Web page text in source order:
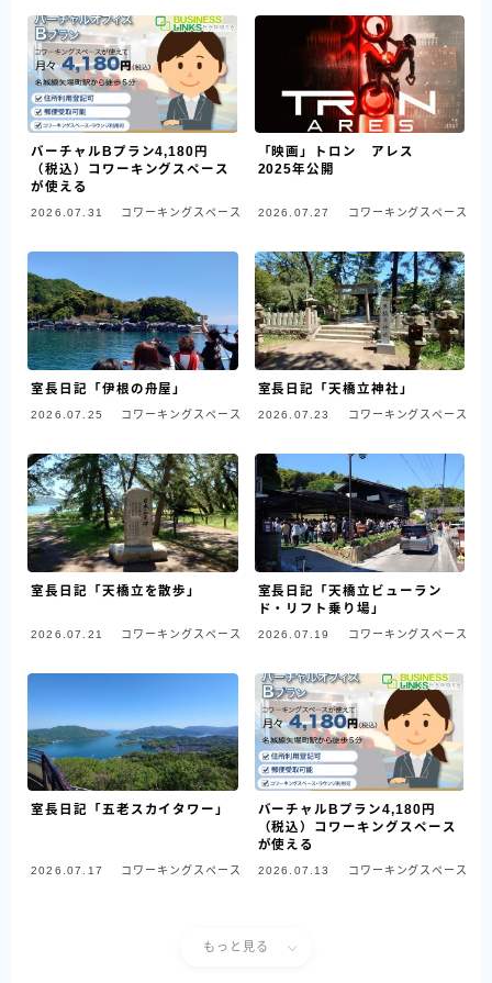
バーチャルBプラン4,180円
（税込）コワーキングスペース
が使える
2026.07.31 コワーキングスペース
「映画」トロン アレス
2025年公開
2026.07.27 コワーキングスペース
室長日記「伊根の舟屋」
2026.07.25 コワーキングスペース
室長日記「天橋立神社」
2026.07.23 コワーキングスペース
室長日記「天橋立を散歩」
2026.07.21 コワーキングスペース
室長日記「天橋立ビューラン
ド・リフト乗り場」
2026.07.19 コワーキングスペース
室長日記「五老スカイタワー」
2026.07.17 コワーキングスペース
バーチャルBプラン4,180円
（税込）コワーキングスペース
が使える
2026.07.13 コワーキングスペース
もっと見る